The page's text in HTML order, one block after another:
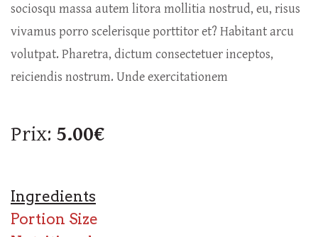
sociosqu massa autem litora mollitia nostrud, eu, risus
vivamus porro scelerisque porttitor et? Habitant arcu
volutpat. Pharetra, dictum consectetuer inceptos,
reiciendis nostrum. Unde exercitationem
Prix: 5.00€
Ingredients
Portion Size